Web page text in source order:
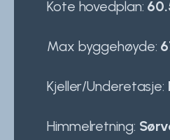
Kote hovedplan:
Max byggehøyde:
Kjeller/Underetasje:
Himmelretning: